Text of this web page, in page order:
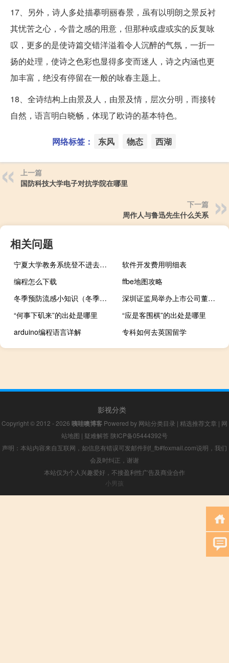
17、另外，诗人多处描摹明丽春景，虽有以明朗之景反衬
其忧苦之心，今昔之感的用意，但那种或虚或实的反复咏
叹，更多的是使诗篇交错洋溢着令人沉醉的气氛，一折一
扬的处理，使诗之色彩也显得多变而迷人，诗之内涵也更
加丰富，绝没有停留在一般的咏春主题上。
18、全诗结构上由景及人，由景及情，层次分明，而接转
自然，语言明白晓畅，体现了欧诗的基本特色。
网络标签： 东风 物态 西湖
上一篇
国防科技大学电子对抗学院在哪里
下一篇
周作人与鲁迅先生什么关系
相关问题
宁夏大学教务系统登不进去（宁夏大学教务系统）
软件开发费用明细表
编程怎么下载
ffbe地图攻略
冬季预防流感小知识（冬季如何预防流感知识）
深圳证监局举办上市公司董监高培训积极引导辖区公司落实监管政策安排
“何事下矶来”的出处是哪里
“应是客围棋”的出处是哪里
arduino编程语言详解
专科如何去英国留学
影视分类
Copyright © 2012 - 2026 咦哇噢博客 Powered by 网站分类目录 | 精选推荐文章 | 网
站地图 | 疑难解答 陕ICP备05444392号
声明：本站内容来自互联网，如信息有错误可发邮件到f_fb#foxmail.com说明，我们
会及时纠正，谢谢
本站仅为个人兴趣爱好，不接盈利性广告及商业合作
小男孩